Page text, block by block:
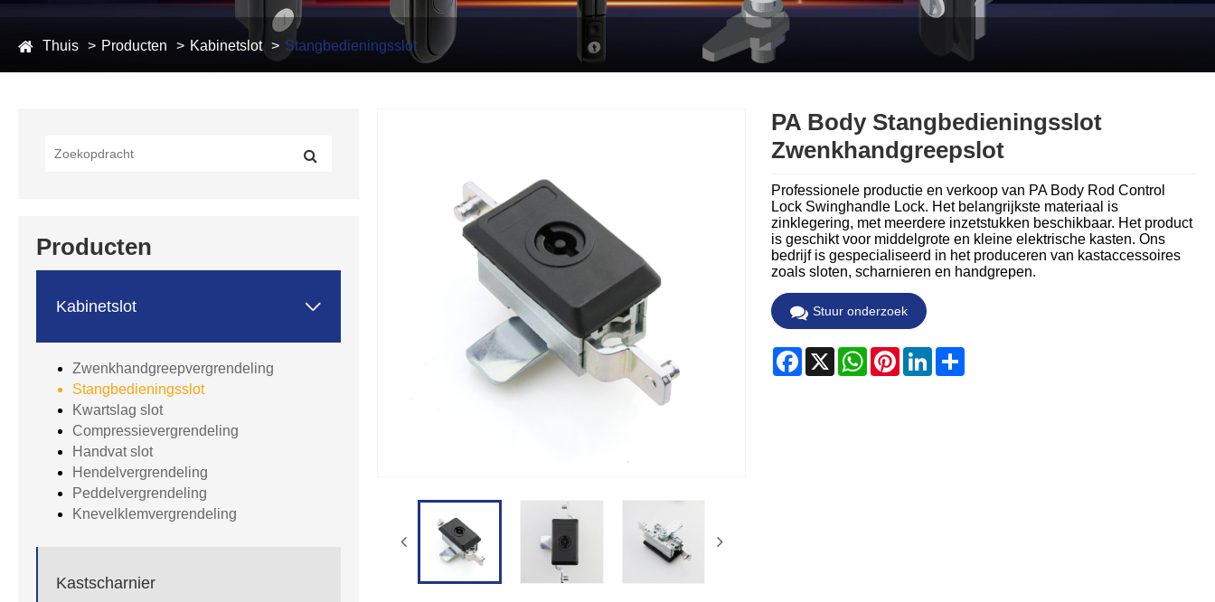
Italiano
Svenska
magyar
Thuis Producten Kabinetslot Stangbedieningsslot
Producten
Kabinetslot 
Zwenkhandgreepvergrendeling
Stangbedieningsslot
Kwartslag slot
Compressievergrendeling
Handvat slot
Hendelvergrendeling
Peddelvergrendeling
Knevelklemvergrendeling
Kastscharnier
PA Body Stangbedieningsslot
Zwenkhandgreepslot
Professionele productie en verkoop van PA Body Rod Control
Lock Swinghandle Lock. Het belangrijkste materiaal is
zinklegering, met meerdere inzetstukken beschikbaar. Het product
is geschikt voor middelgrote en kleine elektrische kasten. Ons
bedrijf is gespecialiseerd in het produceren van kastaccessoires
zoals sloten, scharnieren en handgrepen.
Stuur onderzoek
Facebook
X WhatsApp
PinterestLinkedInShare